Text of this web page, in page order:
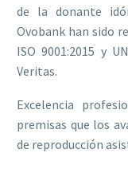
de la donante
Ovobank han sido
ISO 9001:2015 y
Veritas.
Excelencia
premisas que los
de reproducción